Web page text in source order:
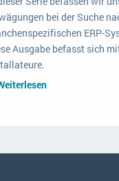
bei der Suche
ERP-
Ausgabe befasst sich